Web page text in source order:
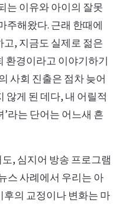
는 이유와 아이의 잘못
주해왔다. 근래 한때에
, 지금도 실제로 젊은
환경이라고 이야기하기
사회 진출은 점차 늦어
않게 된 데다, 내 어릴적
’라는 단어는 어느새 흔
, 심지어 방송 프로그램
스 사례에서 우리는 아
의 교정이나 변화는 마